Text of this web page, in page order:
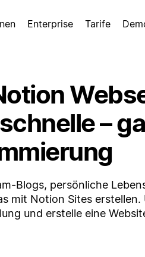
Enterprise Tarife
–
Blogs, persönliche
mit Notion Sites erstellen.
und erstelle eine